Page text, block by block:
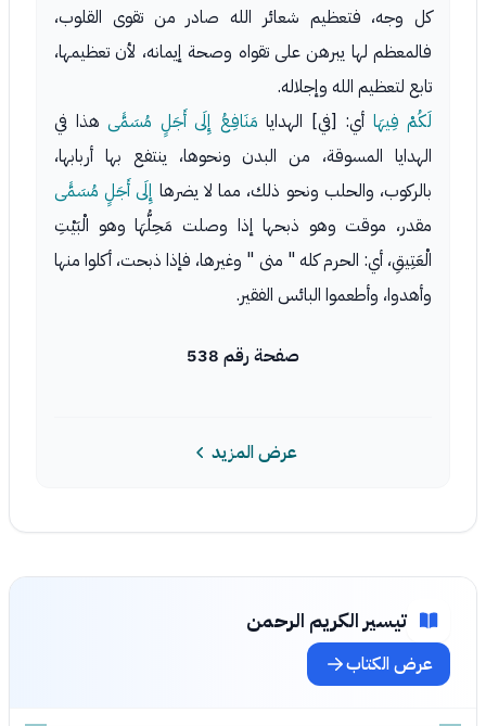
كل وجه، فتعظيم شعائر الله صادر من تقوى القلوب،
فالمعظم لها يبرهن على تقواه وصحة إيمانه، لأن تعظيمها،
تابع لتعظيم الله وإجلاله.
لَكُمْ فِيهَا أي: [في] الهدايا مَنَافِعُ إِلَى أَجَلٍ مُسَمًّى هذا في
الهدايا المسوقة، من البدن ونحوها، ينتفع بها أربابها،
بالركوب، والحلب ونحو ذلك، مما لا يضرها إِلَى أَجَلٍ مُسَمًّى
مقدر، موقت وهو ذبحها إذا وصلت مَحِلُّهَا وهو الْبَيْتِ
الْعَتِيقِ، أي: الحرم كله " منى " وغيرها، فإذا ذبحت، أكلوا منها
وأهدوا، وأطعموا البائس الفقير.
صفحة رقم 538
عرض المزيد
تيسير الكريم الرحمن
عرض الكتاب